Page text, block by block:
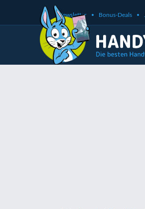
Newsletter Bonus-Deals